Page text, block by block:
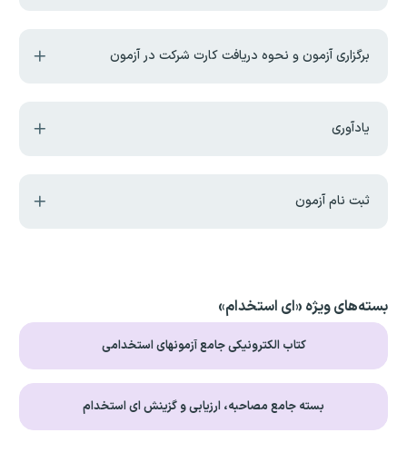
برگزاری آزمون و نحوه دریافت کارت شرکت در آزمون
یادآوری
ثبت نام آزمون
بسته‌های ویژه «ای استخدام»
کتاب الکترونیکی جامع آزمونهای استخدامی
بسته جامع مصاحبه، ارزیابی و گزینش ای استخدام